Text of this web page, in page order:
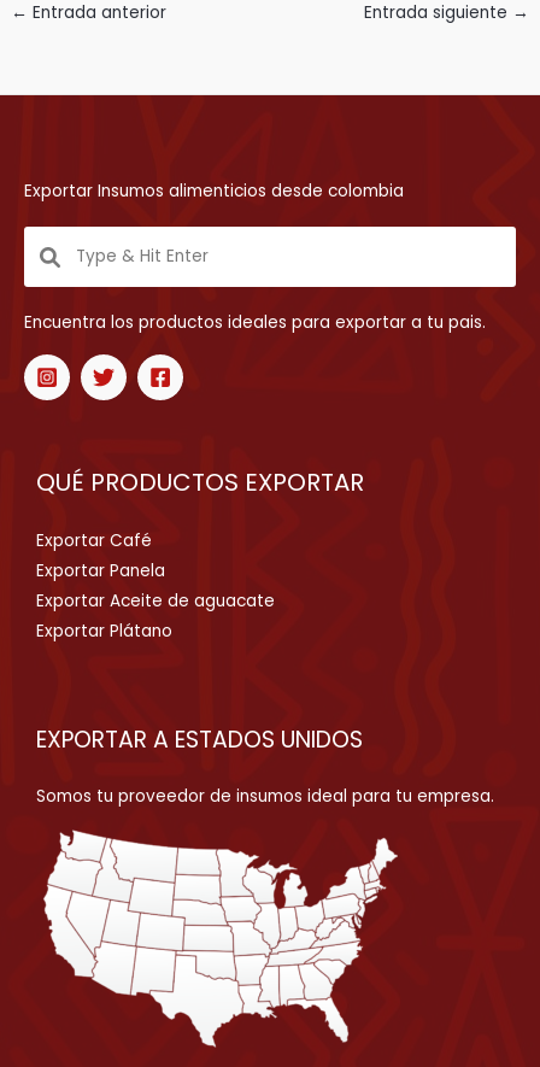
← Entrada anterior Entrada siguiente →
Exportar Insumos alimenticios desde colombia
Encuentra los productos ideales para exportar a tu pais.
QUÉ PRODUCTOS EXPORTAR
Exportar Café
Exportar Panela
Exportar Aceite de aguacate
Exportar Plátano
EXPORTAR A ESTADOS UNIDOS
Somos tu proveedor de insumos ideal para tu empresa.